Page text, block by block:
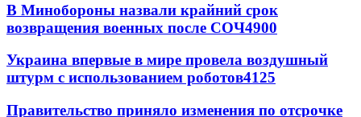
В Минобороны назвали крайний срок
возвращения военных после СОЧ4900
Украина впервые в мире провела воздушный
штурм с использованием роботов4125
Правительство приняло изменения по отсрочке